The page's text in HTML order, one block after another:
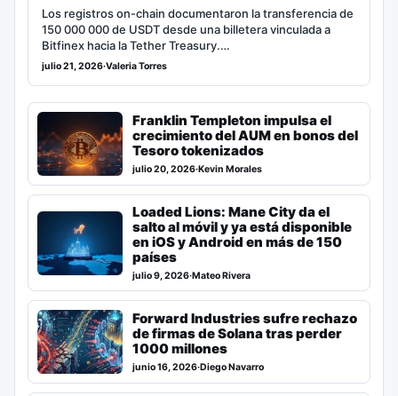
Los registros on-chain documentaron la transferencia de
150 000 000 de USDT desde una billetera vinculada a
Bitfinex hacia la Tether Treasury.…
julio 21, 2026·Valeria Torres
Franklin Templeton impulsa el
crecimiento del AUM en bonos del
Tesoro tokenizados
julio 20, 2026·Kevin Morales
Loaded Lions: Mane City da el
salto al móvil y ya está disponible
en iOS y Android en más de 150
países
julio 9, 2026·Mateo Rivera
Forward Industries sufre rechazo
de firmas de Solana tras perder
1000 millones
junio 16, 2026·Diego Navarro